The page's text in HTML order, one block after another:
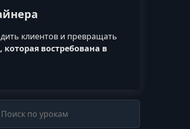
клиентов и превращать
востребована в